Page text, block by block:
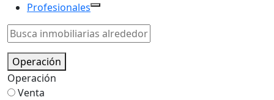
Profesionales
Operación
Operación
Venta